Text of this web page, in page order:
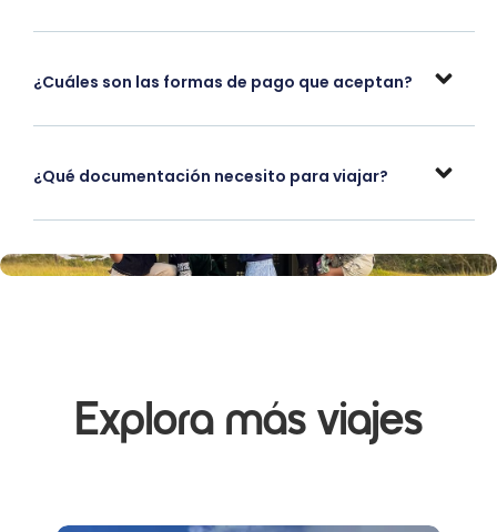
¿Cuáles son las formas de pago que aceptan?
¿Qué documentación necesito para viajar?
Explora más viajes